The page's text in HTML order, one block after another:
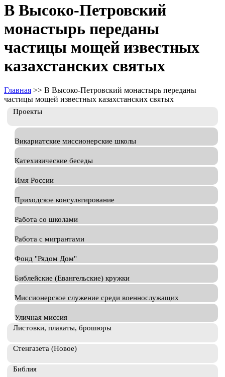
В Высоко-Петровский
монастырь переданы
частицы мощей известных
казахстанских святых
Главная >> В Высоко-Петровский монастырь переданы
частицы мощей известных казахстанских святых
Проекты
Викариатские миссионерские школы
Катехизические беседы
Имя России
Приходское консультирование
Работа со школами
Работа с мигрантами
Фонд "Рядом Дом"
Библейские (Евангельские) кружки
Миссионерское служение среди военнослужащих
Уличная миссия
Листовки, плакаты, брошюры
Стенгазета (Новое)
Библия